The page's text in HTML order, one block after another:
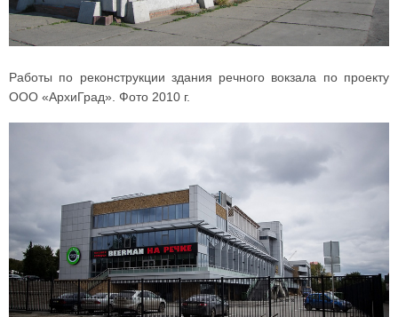
Работы по реконструкции здания речного вокзала по проекту
ООО «АрхиГрад». Фото 2010 г.